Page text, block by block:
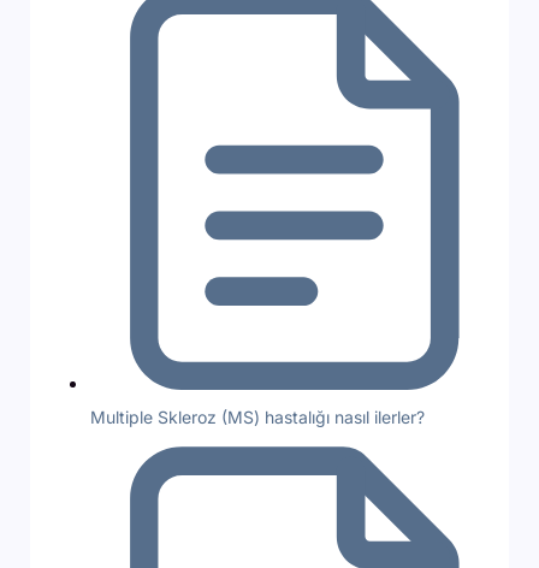
Multiple Skleroz (MS) hastalığı nasıl ilerler?